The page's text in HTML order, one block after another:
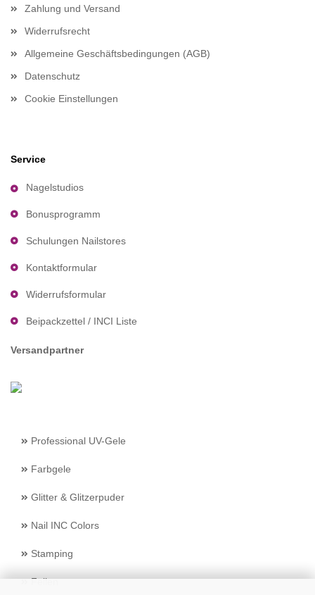
Zahlung und Versand
Widerrufsrecht
Allgemeine Geschäftsbedingungen (AGB)
Datenschutz
Cookie Einstellungen
Service
Nagelstudios
Bonusprogramm
Schulungen Nailstores
Kontaktformular
Widerrufsformular
Beipackzettel / INCI Liste
Versandpartner
Professional UV-Gele
Farbgele
Glitter & Glitzerpuder
Nail INC Colors
Stamping
Feilen